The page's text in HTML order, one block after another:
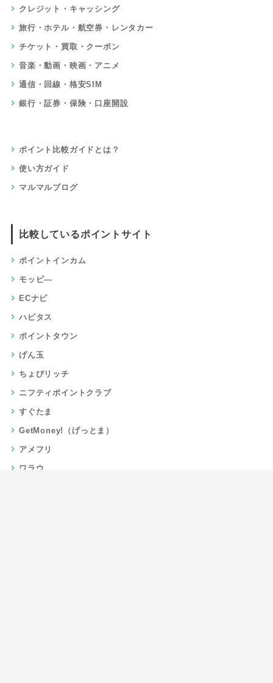
クレジット・キャッシング
旅行・ホテル・航空券・レンタカー
チケット・買取・クーポン
音楽・動画・映画・アニメ
通信・回線・格安SIM
銀行・証券・保険・口座開設
ポイント比較ガイドとは？
使い方ガイド
マルマルブログ
比較しているポイントサイト
ポイントインカム
モッピ―
ECナビ
ハピタス
ポイントタウン
げん玉
ちょびリッチ
ニフティポイントクラブ
すぐたま
GetMoney!（げっとま）
アメフリ
ワラウ